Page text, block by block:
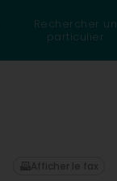
Rechercher un
particulier
Afficher le fax